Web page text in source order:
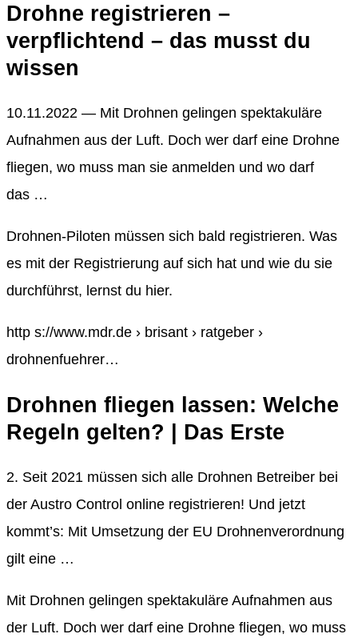
Drohne registrieren –
verpflichtend – das musst du
wissen
10.11.2022 — Mit Drohnen gelingen spektakuläre
Aufnahmen aus der Luft. Doch wer darf eine Drohne
fliegen, wo muss man sie anmelden und wo darf
das …
Drohnen-Piloten müssen sich bald registrieren. Was
es mit der Registrierung auf sich hat und wie du sie
durchführst, lernst du hier.
http s://www.mdr.de › brisant › ratgeber ›
drohnenfuehrer…
Drohnen fliegen lassen: Welche
Regeln gelten? | Das Erste
2. Seit 2021 müssen sich alle Drohnen Betreiber bei
der Austro Control online registrieren! Und jetzt
kommt’s: Mit Umsetzung der EU Drohnenverordnung
gilt eine …
Mit Drohnen gelingen spektakuläre Aufnahmen aus
der Luft. Doch wer darf eine Drohne fliegen, wo muss